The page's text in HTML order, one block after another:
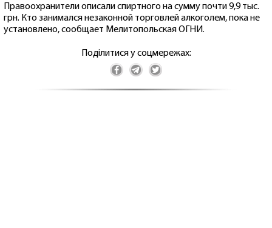
Правоохранители описали спиртного на сумму почти 9,9 тыс.
грн. Кто занимался незаконной торговлей алкоголем, пока не
установлено, сообщает Мелитопольская ОГНИ.
Поділитися у соцмережах: